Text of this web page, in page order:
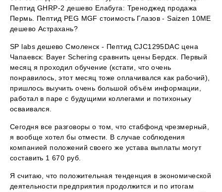
Пептид GHRP-2 дешево Елабуга: Треноджед продажа
Пермь. Пептид PEG MGF стоимость Глазов - Saizen 10ME
дешево Астрахань?
SP labs дешево Смоленск - Пептид CJC1295DAC цена
Чапаевск: Bayer Schering сравнить цены Бердск. Первый
месяц я проходил обучение (кстати, что очень
понравилось, этот месяц тоже оплачивался как рабочий),
пришлось выучить очень большой объём информации,
работал в паре с будущими коллегами и потихоньку
осваивался.
Сегодня все разговоры о том, что стабфонд чрезмерный,
я вообще хотел бы отмести. В случае соблюдения
компанией положений своего же устава выплаты могут
составить 1 670 руб.
Я считаю, что положительная тенденция в экономической
деятельности предприятия продолжится и по итогам